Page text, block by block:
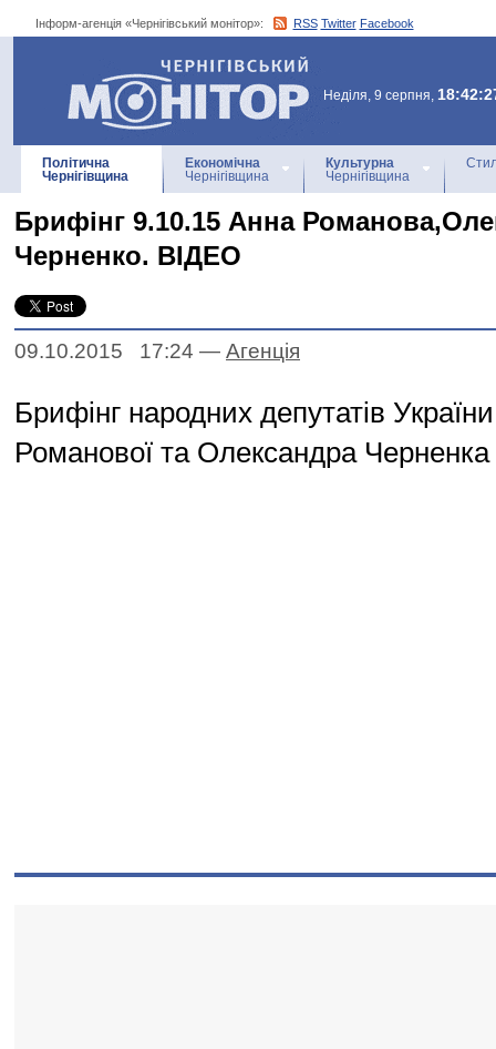
Інформ-агенція «Чернігівський монітор»: RSS Twitter Facebook
Інформ-агенція
«Чернігівський монітор»
Неділя, 9 серпня,
Політична
Чернігівщина
Економічна
Чернігівщина
Культурна
Чернігівщина
Брифінг 9.10.15 Анна
Черненко. ВІДЕО
09.10.2015 17:24 — Агенцiя
Брифінг народних депутатів
Романової та Олександра Черненка